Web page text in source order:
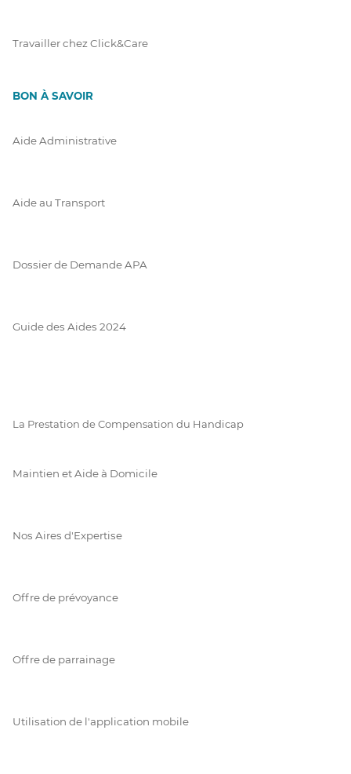
Travailler chez Click&Care
BON À SAVOIR
Aide Administrative
Aide au Transport
Dossier de Demande APA
Guide des Aides 2024
La Prestation de Compensation du Handicap
Maintien et Aide à Domicile
Nos Aires d'Expertise
Offre de prévoyance
Offre de parrainage
Utilisation de l'application mobile